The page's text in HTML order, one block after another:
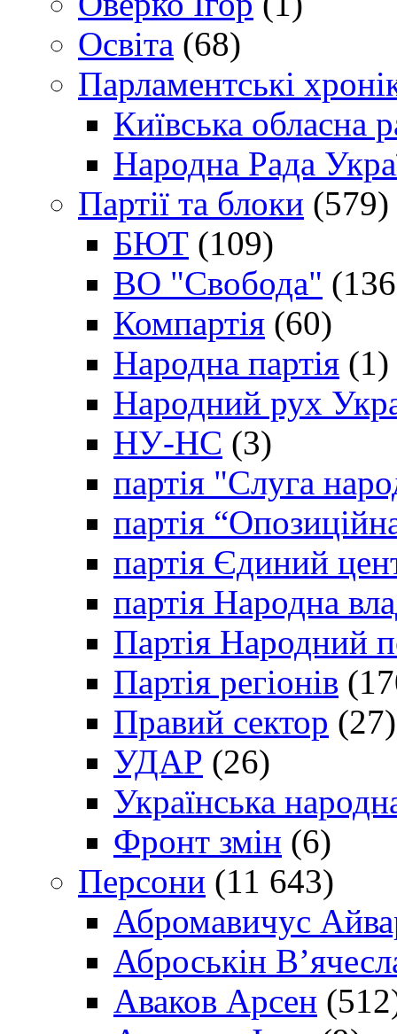
Освіта (68)
Парламентські
Київська обласна
Народна Рада
Партії та блоки (579)
БЮТ (109)
ВО "Свобода"
Компартія (60)
Народна партія (1)
Народний рух
НУ-НС (3)
партія "Слуга
партія
партія Єдиний
партія Народна
Партія Народний
Партія регіонів
Правий сектор (27)
УДАР (26)
Українська
Фронт змін (6)
Персони (11 643)
Абромавичус
Аброськін
Аваков Арсен